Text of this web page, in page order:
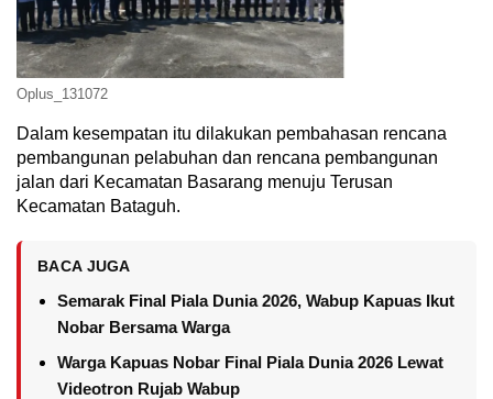
Oplus_131072
Dalam kesempatan itu dilakukan pembahasan rencana
pembangunan pelabuhan dan rencana pembangunan
jalan dari Kecamatan Basarang menuju Terusan
Kecamatan Bataguh.
BACA JUGA
Semarak Final Piala Dunia 2026, Wabup Kapuas Ikut
Nobar Bersama Warga
Warga Kapuas Nobar Final Piala Dunia 2026 Lewat
Videotron Rujab Wabup